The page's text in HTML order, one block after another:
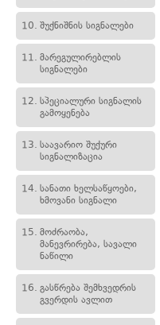
10. შუქნიშნის სიგნალები
11. მარეგულირებლის
სიგნალები
12. სპეციალური სიგნალის
გამოყენება
13. საავარიო შუქური
სიგნალიზაცია
14. სანათი ხელსაწყოები,
ხმოვანი სიგნალი
15. მოძრაობა,
მანევრირება, სავალი
ნაწილი
16. გასწრება შემხვედრის
გვერდის ავლით